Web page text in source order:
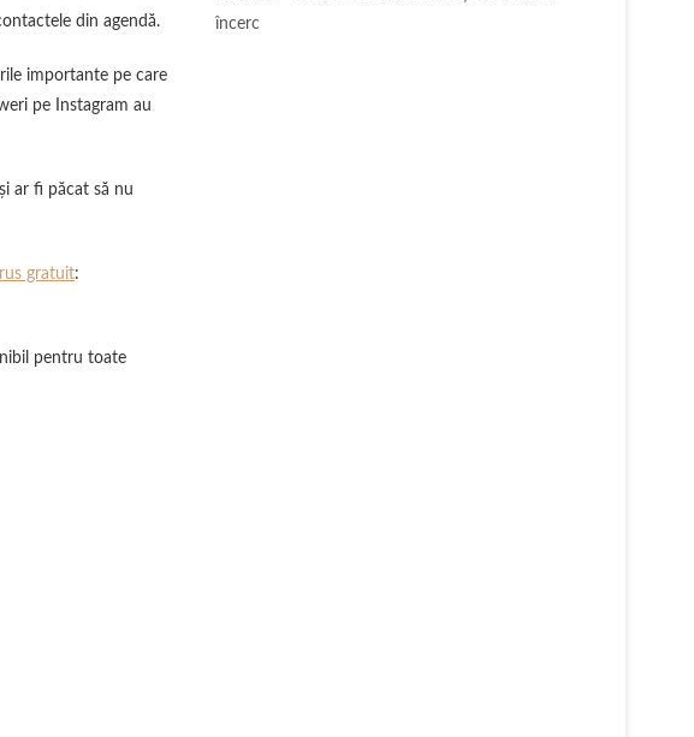
din agendă.
importante pe care
pe Instagram au
ar fi păcat să nu
gratuit:
pentru toate
încerc